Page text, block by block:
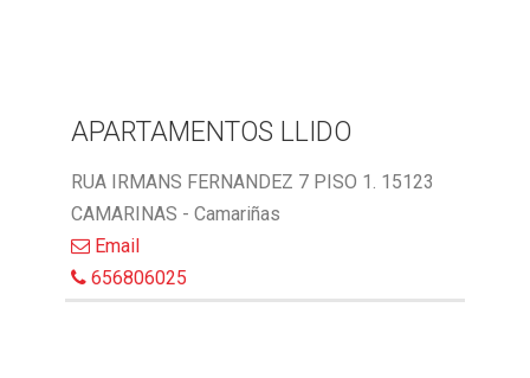
APARTAMENTOS LLIDO
RUA IRMANS FERNANDEZ 7 PISO 1. 15123
CAMARINAS - Camariñas
Email
656806025